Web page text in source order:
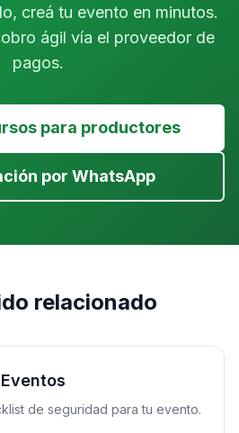
creá tu evento en minutos.
ágil vía el proveedor de
pagos.
para productores
por WhatsApp
relacionado
de seguridad para tu evento.